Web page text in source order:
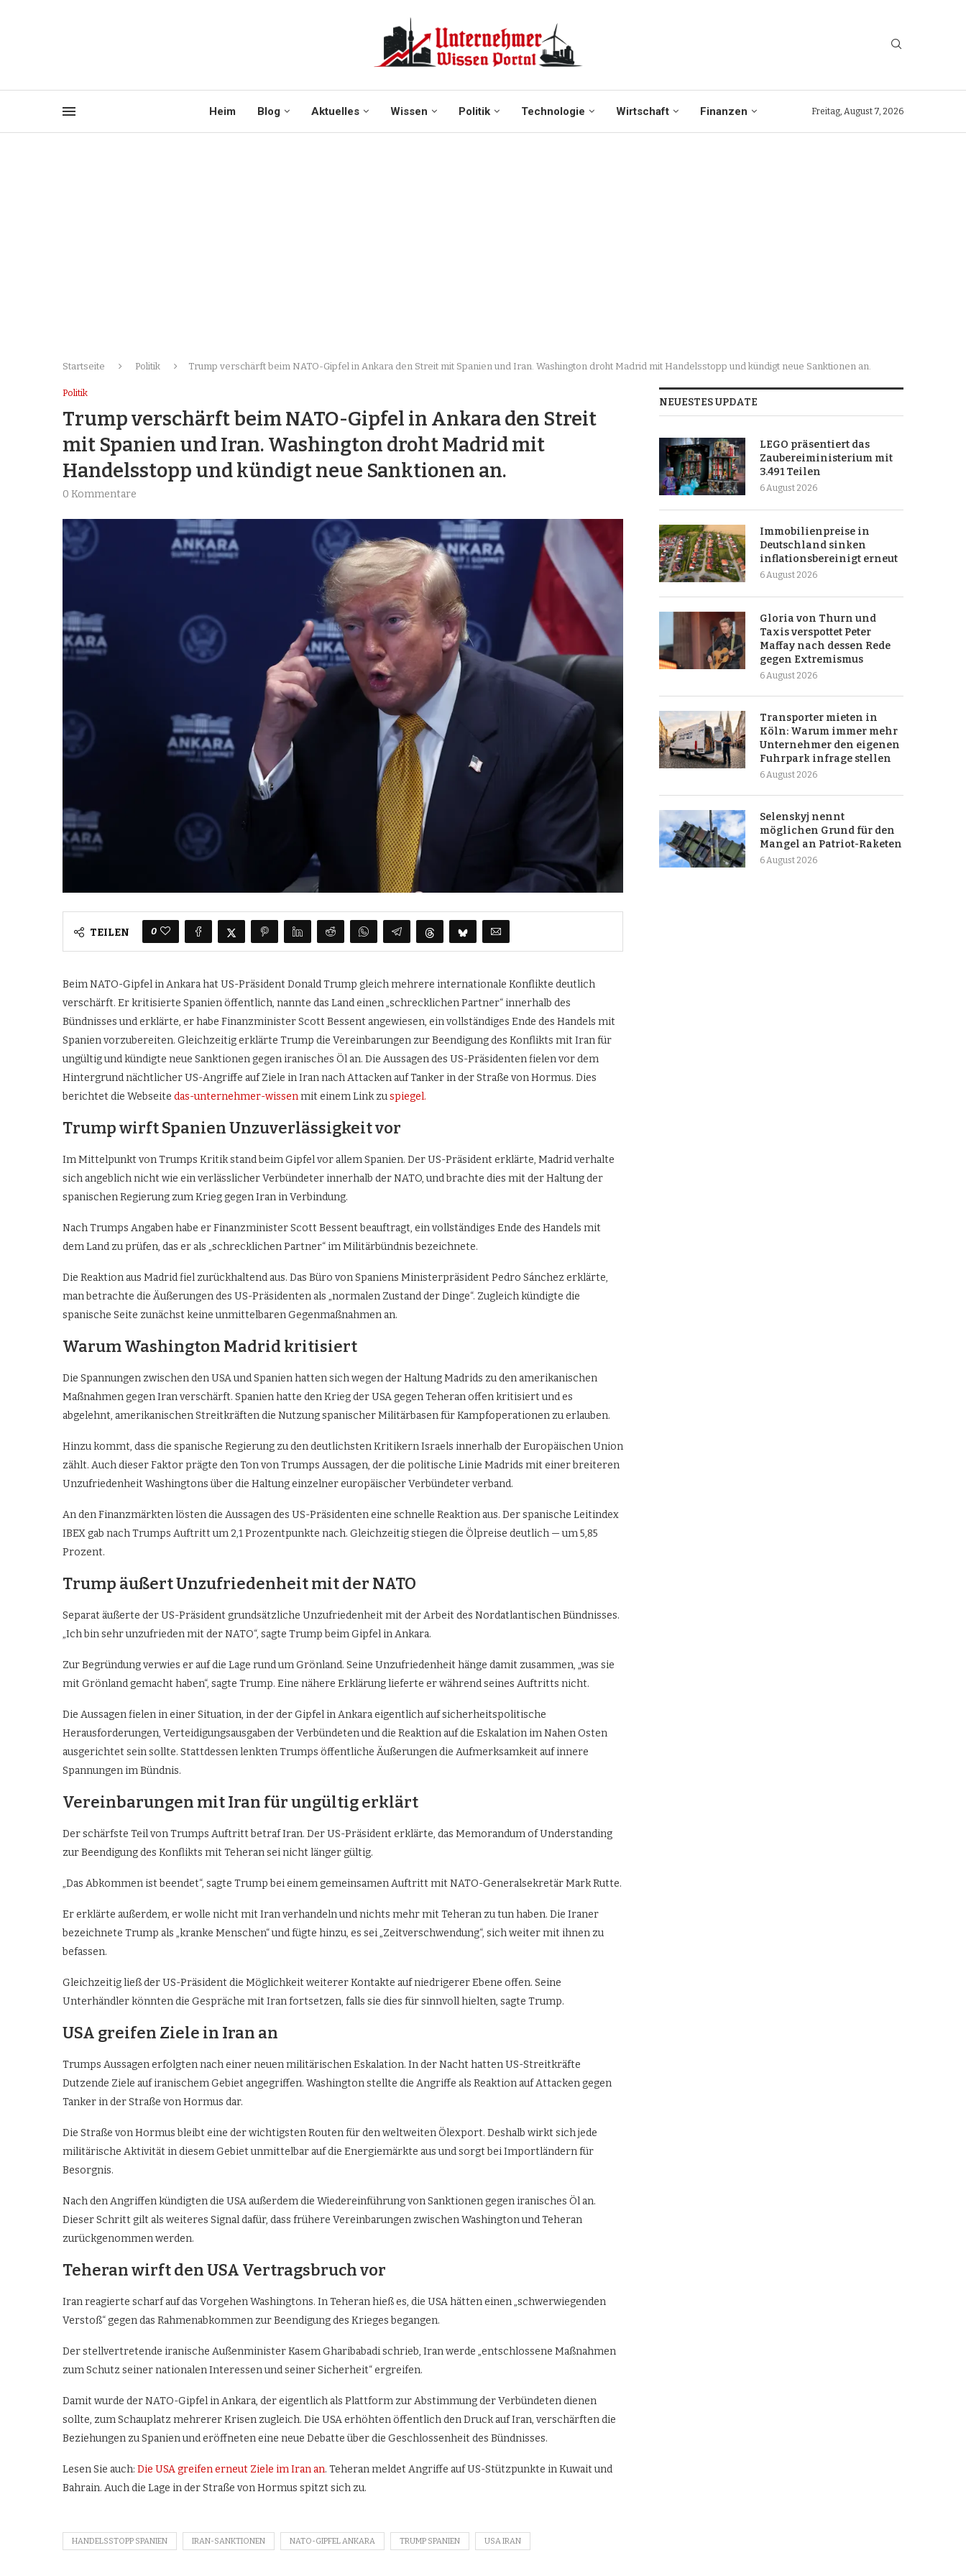
Heim Blog Aktuelles Wissen Politik Technologie Wirtschaft Finanzen Freitag, August 7, 2026
Startseite Politik Trump verschärft beim NATO-Gipfel in Ankara den Streit mit Spanien und Iran. Washington droht Madrid mit Handelsstopp und kündigt neue Sanktionen an.
Politik
Trump verschärft beim NATO-Gipfel in Ankara den Streit
mit Spanien und Iran. Washington droht Madrid mit
Handelsstopp und kündigt neue Sanktionen an.
0 Kommentare
TEILEN 0
Beim NATO-Gipfel in Ankara hat US-Präsident Donald Trump gleich mehrere internationale Konflikte deutlich
verschärft. Er kritisierte Spanien öffentlich, nannte das Land einen „schrecklichen Partner“ innerhalb des
Bündnisses und erklärte, er habe Finanzminister Scott Bessent angewiesen, ein vollständiges Ende des Handels mit
Spanien vorzubereiten. Gleichzeitig erklärte Trump die Vereinbarungen zur Beendigung des Konflikts mit Iran für
ungültig und kündigte neue Sanktionen gegen iranisches Öl an. Die Aussagen des US-Präsidenten fielen vor dem
Hintergrund nächtlicher US-Angriffe auf Ziele in Iran nach Attacken auf Tanker in der Straße von Hormus. Dies
berichtet die Webseite das-unternehmer-wissenmit einem Link zuspiegel.
Trump wirft Spanien Unzuverlässigkeit vor
Im Mittelpunkt von Trumps Kritik stand beim Gipfel vor allem Spanien. Der US-Präsident erklärte, Madrid verhalte
sich angeblich nicht wie ein verlässlicher Verbündeter innerhalb der NATO, und brachte dies mit der Haltung der
spanischen Regierung zum Krieg gegen Iran in Verbindung.
Nach Trumps Angaben habe er Finanzminister Scott Bessent beauftragt, ein vollständiges Ende des Handels mit
dem Land zu prüfen, das er als „schrecklichen Partner“ im Militärbündnis bezeichnete.
Die Reaktion aus Madrid fiel zurückhaltend aus. Das Büro von Spaniens Ministerpräsident Pedro Sánchez erklärte,
man betrachte die Äußerungen des US-Präsidenten als „normalen Zustand der Dinge“. Zugleich kündigte die
spanische Seite zunächst keine unmittelbaren Gegenmaßnahmen an.
Warum Washington Madrid kritisiert
Die Spannungen zwischen den USA und Spanien hatten sich wegen der Haltung Madrids zu den amerikanischen
Maßnahmen gegen Iran verschärft. Spanien hatte den Krieg der USA gegen Teheran offen kritisiert und es
abgelehnt, amerikanischen Streitkräften die Nutzung spanischer Militärbasen für Kampfoperationen zu erlauben.
Hinzu kommt, dass die spanische Regierung zu den deutlichsten Kritikern Israels innerhalb der Europäischen Union
zählt. Auch dieser Faktor prägte den Ton von Trumps Aussagen, der die politische Linie Madrids mit einer breiteren
Unzufriedenheit Washingtons über die Haltung einzelner europäischer Verbündeter verband.
An den Finanzmärkten lösten die Aussagen des US-Präsidenten eine schnelle Reaktion aus. Der spanische Leitindex
IBEX gab nach Trumps Auftritt um 2,1 Prozentpunkte nach. Gleichzeitig stiegen die Ölpreise deutlich — um 5,85
Prozent.
Trump äußert Unzufriedenheit mit der NATO
Separat äußerte der US-Präsident grundsätzliche Unzufriedenheit mit der Arbeit des Nordatlantischen Bündnisses.
„Ich bin sehr unzufrieden mit der NATO“, sagte Trump beim Gipfel in Ankara.
Zur Begründung verwies er auf die Lage rund um Grönland. Seine Unzufriedenheit hänge damit zusammen, „was sie
mit Grönland gemacht haben“, sagte Trump. Eine nähere Erklärung lieferte er während seines Auftritts nicht.
Die Aussagen fielen in einer Situation, in der der Gipfel in Ankara eigentlich auf sicherheitspolitische
Herausforderungen, Verteidigungsausgaben der Verbündeten und die Reaktion auf die Eskalation im Nahen Osten
ausgerichtet sein sollte. Stattdessen lenkten Trumps öffentliche Äußerungen die Aufmerksamkeit auf innere
Spannungen im Bündnis.
Vereinbarungen mit Iran für ungültig erklärt
Der schärfste Teil von Trumps Auftritt betraf Iran. Der US-Präsident erklärte, das Memorandum of Understanding
zur Beendigung des Konflikts mit Teheran sei nicht länger gültig.
„Das Abkommen ist beendet“, sagte Trump bei einem gemeinsamen Auftritt mit NATO-Generalsekretär Mark Rutte.
Er erklärte außerdem, er wolle nicht mit Iran verhandeln und nichts mehr mit Teheran zu tun haben. Die Iraner
bezeichnete Trump als „kranke Menschen“ und fügte hinzu, es sei „Zeitverschwendung“, sich weiter mit ihnen zu
befassen.
Gleichzeitig ließ der US-Präsident die Möglichkeit weiterer Kontakte auf niedrigerer Ebene offen. Seine
Unterhändler könnten die Gespräche mit Iran fortsetzen, falls sie dies für sinnvoll hielten, sagte Trump.
USA greifen Ziele in Iran an
Trumps Aussagen erfolgten nach einer neuen militärischen Eskalation. In der Nacht hatten US-Streitkräfte
Dutzende Ziele auf iranischem Gebiet angegriffen. Washington stellte die Angriffe als Reaktion auf Attacken gegen
Tanker in der Straße von Hormus dar.
Die Straße von Hormus bleibt eine der wichtigsten Routen für den weltweiten Ölexport. Deshalb wirkt sich jede
militärische Aktivität in diesem Gebiet unmittelbar auf die Energiemärkte aus und sorgt bei Importländern für
Besorgnis.
Nach den Angriffen kündigten die USA außerdem die Wiedereinführung von Sanktionen gegen iranisches Öl an.
Dieser Schritt gilt als weiteres Signal dafür, dass frühere Vereinbarungen zwischen Washington und Teheran
zurückgenommen werden.
Teheran wirft den USA Vertragsbruch vor
Iran reagierte scharf auf das Vorgehen Washingtons. In Teheran hieß es, die USA hätten einen „schwerwiegenden
Verstoß“ gegen das Rahmenabkommen zur Beendigung des Krieges begangen.
Der stellvertretende iranische Außenminister Kasem Gharibabadi schrieb, Iran werde „entschlossene Maßnahmen
zum Schutz seiner nationalen Interessen und seiner Sicherheit“ ergreifen.
Damit wurde der NATO-Gipfel in Ankara, der eigentlich als Plattform zur Abstimmung der Verbündeten dienen
sollte, zum Schauplatz mehrerer Krisen zugleich. Die USA erhöhten öffentlich den Druck auf Iran, verschärften die
Beziehungen zu Spanien und eröffneten eine neue Debatte über die Geschlossenheit des Bündnisses.
Lesen Sie auch: Die USA greifen erneut Ziele im Iran an. Teheran meldet Angriffe auf US-Stützpunkte in Kuwait und
Bahrain. Auch die Lage in der Straße von Hormus spitzt sich zu.
HANDELSSTOPP SPANIEN IRAN-SANKTIONEN NATO-GIPFEL ANKARA TRUMP SPANIEN USA IRAN
NEUESTES UPDATE
LEGO präsentiert das
Zaubereiministerium mit
3.491 Teilen
6 August 2026
Immobilienpreise in
Deutschland sinken
inflationsbereinigt erneut
6 August 2026
Gloria von Thurn und
Taxis verspottet Peter
Maffay nach dessen Rede
gegen Extremismus
6 August 2026
Transporter mieten in
Köln: Warum immer mehr
Unternehmer den eigenen
Fuhrpark infrage stellen
6 August 2026
Selenskyj nennt
möglichen Grund für den
Mangel an Patriot-Raketen
6 August 2026